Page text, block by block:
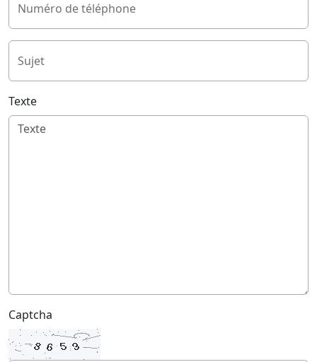
Numéro de téléphone
Sujet
Texte
Captcha